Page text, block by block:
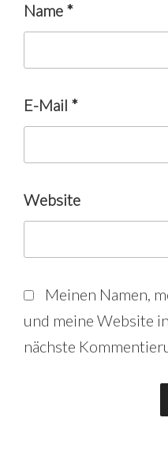
Name *
E-Mail *
Website
Meinen Namen,
und meine Website
nächste